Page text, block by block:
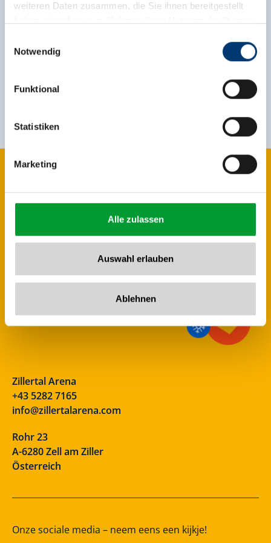
weiteren Daten zusammen, die Sie ihnen bereitgestellt
Rohr 23// A-6280 Zell am Ziller
www.zillertalarena.com
Notwendig
Funktional
Statistiken
Marketing
Alle zulassen
Auswahl erlauben
Ablehnen
Meld u nu aan voor de nieuwsbrief!
Zillertal Arena
+43 5282 7165
info@zillertalarena.com
Rohr 23
A-6280 Zell am Ziller
Österreich
Onze sociale media – neem eens een kijkje!